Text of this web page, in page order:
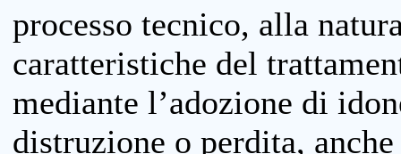
processo tecnico, alla
caratteristiche del
mediante l’adozione di
distruzione o perdita,